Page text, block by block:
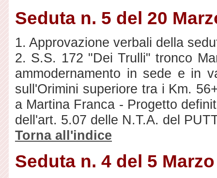
Seduta n. 5 del 20
1. Approvazione verbali della
2. S.S. 172 "Dei Trulli" tronco
ammodernamento in sede e in
sull'Orimini superiore tra i Km.
a Martina Franca - Progetto
dell'art. 5.07 delle N.T.A. del
Torna all'indice
Seduta n. 4 del 5